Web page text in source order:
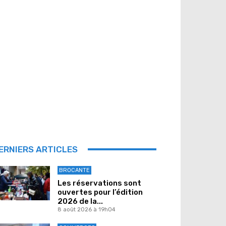
ARTICLES
BROCANTE
Les réservations sont
ouvertes pour l’édition
2026 de la...
8 août 2026 à 19h04